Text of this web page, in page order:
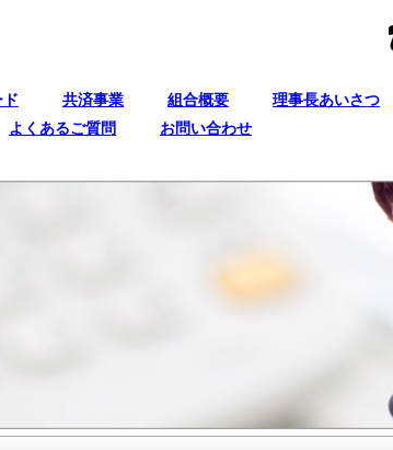
共済事業 組合概要 理事長あいさつ
よくあるご質問
お問い合わせ